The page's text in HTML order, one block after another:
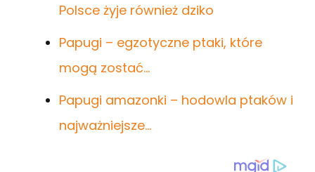
Polsce żyje również dziko
Papugi – egzotyczne ptaki, które
mogą zostać…
Papugi amazonki – hodowla ptaków i
najważniejsze…